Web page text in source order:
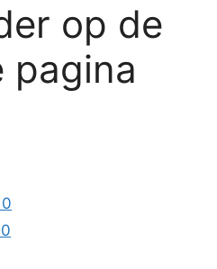
op de
pagina